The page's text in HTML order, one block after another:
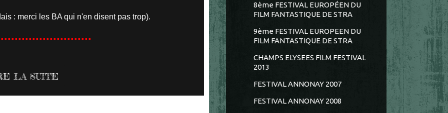
: merci les BA qui n'en disent pas trop).
LA SUITE
8ème FESTIVAL EUROPÉEN DU
FILM FANTASTIQUE DE STRA
9ème FESTIVAL EUROPEEN DU
FILM FANTASTIQUE DE STRA
CHAMPS ELYSEES FILM FESTIVAL
2013
FESTIVAL ANNONAY 2007
FESTIVAL ANNONAY 2008